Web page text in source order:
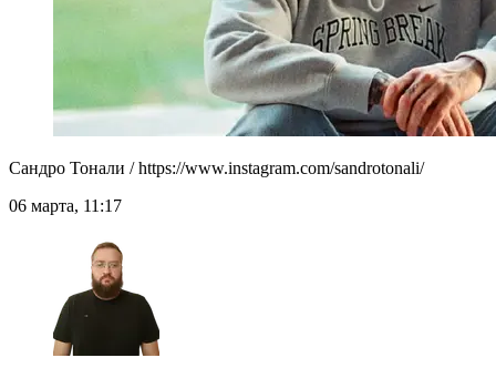
Сандро Тонали / https://www.instagram.com/sandrotonali/
06 марта, 11:17